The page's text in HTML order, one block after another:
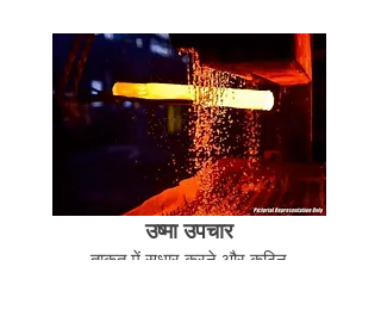
उष्मा उपचार
ताकत में सुधार करने और कठिन